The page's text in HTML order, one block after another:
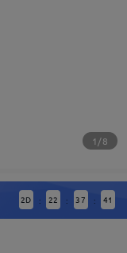
1/8
2D : 22 : 37 : 41